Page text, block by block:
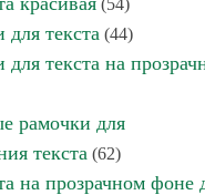
(54)
для текста (44)
для текста на
рамочки для
текста (62)
на прозрачном фоне